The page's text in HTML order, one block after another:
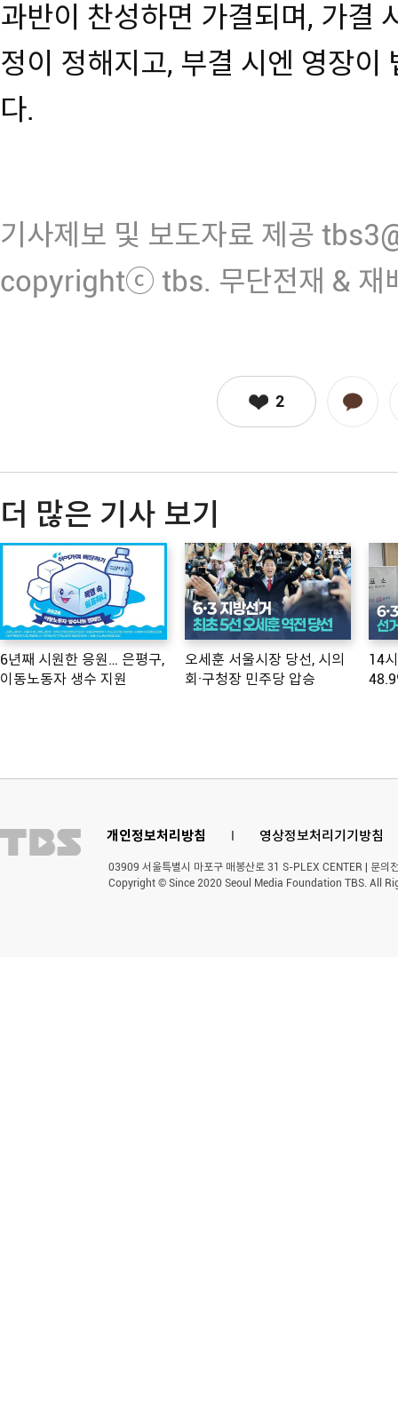
과반이 찬성하면 가결되며, 가결
정이 정해지고, 부결 시엔 영장이
다.
기사제보 및 보도자료 제공
copyrightⓒ tbs. 무단전재 & 재
2
더 많은 기사 보기
6년째 시원한 응원… 은평구,
이동노동자 생수 지원
오세훈 서울시장 당선, 시의
회·구청장 민주당 압승
14
개인정보처리방침 l 영상정보처리기기방침
03909 서울특별시 마포구 매봉산로 31 S-PLEX CENTER | 문
Copyright © Since 2020 Seoul Media Foundation TBS. All